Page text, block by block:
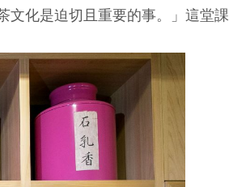
文化是迫切且重要的事。」這堂課